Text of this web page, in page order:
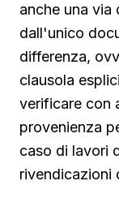
anche una via
dall'unico
differenza,
clausola
verificare con
provenienza
caso di lavori
rivendicazioni